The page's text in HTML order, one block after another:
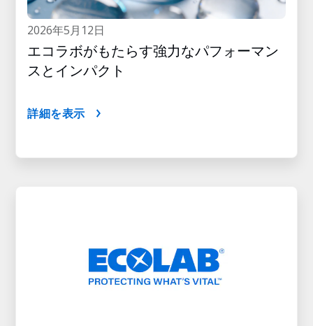
2026年5月12日
エコラボがもたらす強力なパフォーマン
スとインパクト
詳細を表示